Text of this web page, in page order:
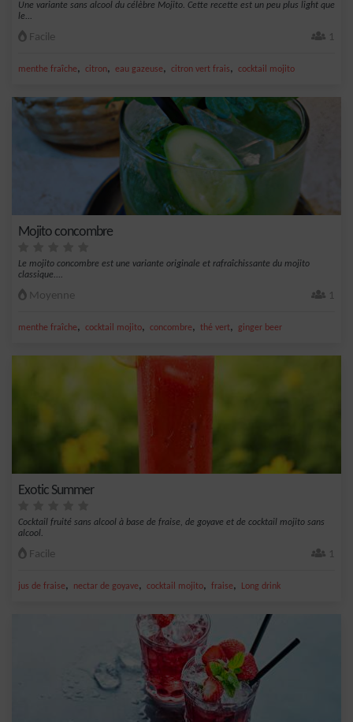
Une variante sans alcool du célèbre Mojito. Cette recette est un peu plus light que
le...
Facile 1
menthe fraîche, citron, eau gazeuse, citron vert frais, cocktail mojito
Mojito concombre
Le mojito concombre est une variante originale et rafraîchissante du mojito
classique....
Moyenne 1
menthe fraîche, cocktail mojito, concombre, thé vert, ginger beer
Exotic Summer
Cocktail fruité sans alcool à base de fraise, de goyave et de cocktail mojito sans
alcool.
Facile 1
jus de fraise, nectar de goyave, cocktail mojito, fraise, Long drink